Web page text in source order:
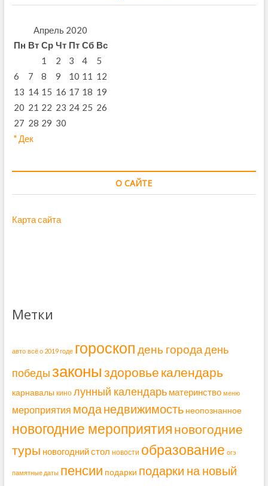
Апрель 2020
Пн Вт Ср Чт Пт Сб Вс
" Дек
1 2 3 4
5
6
7 8 9 10 11 12
13 14 15 16 17 18 19
20 21 22 23 24 25 26
27 28 29 30
О САЙТЕ
Карта сайта
Метки
авто всё о 2019 годе гороскоп день городадень
победызаконыздоровье календарь
карнавалы кино лунный календарь материнство меню
мероприятия мода недвижимость неопознанное
новогодние мероприятия новогодние
туры новогодний стол новости образование огэ
памятные даты пенсии подарки подарки на новый